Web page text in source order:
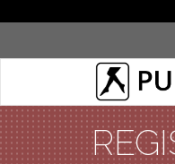
k
obsahu